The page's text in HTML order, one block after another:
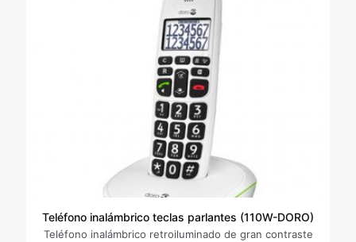
Teléfono inalámbrico teclas parlantes (110W-DORO)
Teléfono inalámbrico retroiluminado de gran contraste